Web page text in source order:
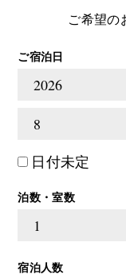
ご希望の
ご宿泊日
日付未定
泊数・室数
宿泊人数